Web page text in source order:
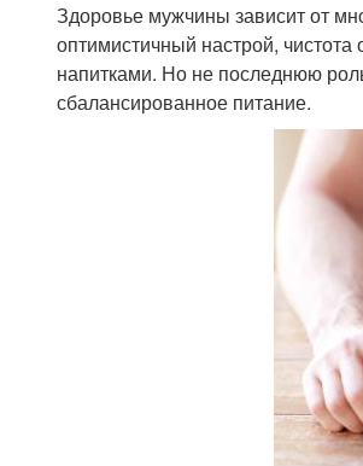
Здоровье мужчины зависит от
оптимистичный настрой,
напитками. Но не последнюю
сбалансированное питание.